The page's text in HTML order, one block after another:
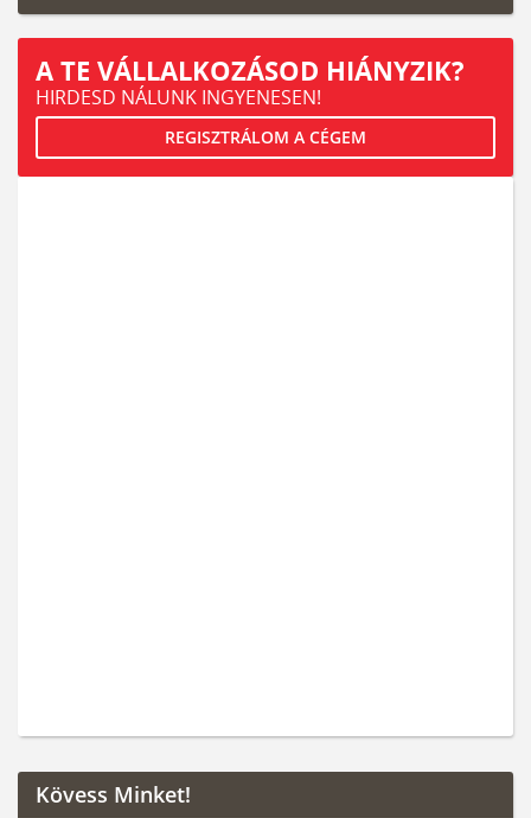
A TE VÁLLALKOZÁSOD HIÁNYZIK?
HIRDESD NÁLUNK INGYENESEN!
REGISZTRÁLOM A CÉGEM
Kövess Minket!